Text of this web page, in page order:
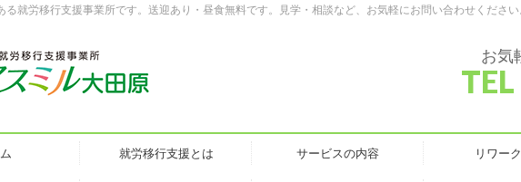
る就労移行支援事業所です。送迎あり・昼食無料です。見学・相談など、お気軽にお問い合わせください
お気
就労移行支援とは サービスの内容 リワー